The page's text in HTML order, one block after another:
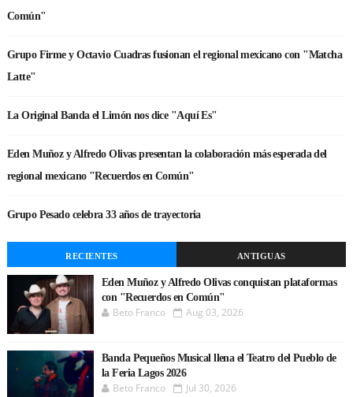
Común"
Grupo Firme y Octavio Cuadras fusionan el regional mexicano con "Matcha
Latte"
La Original Banda el Limón nos dice "Aquí Es"
Eden Muñoz y Alfredo Olivas presentan la colaboración más esperada del
regional mexicano "Recuerdos en Común"
Grupo Pesado celebra 33 años de trayectoria
RECIENTES ANTIGUAS
Eden Muñoz y Alfredo Olivas conquistan plataformas
con "Recuerdos en Común"
Beto Franco Aug 03, 2026
Banda Pequeños Musical llena el Teatro del Pueblo de
la Feria Lagos 2026
Beto Franco Jul 30, 2026